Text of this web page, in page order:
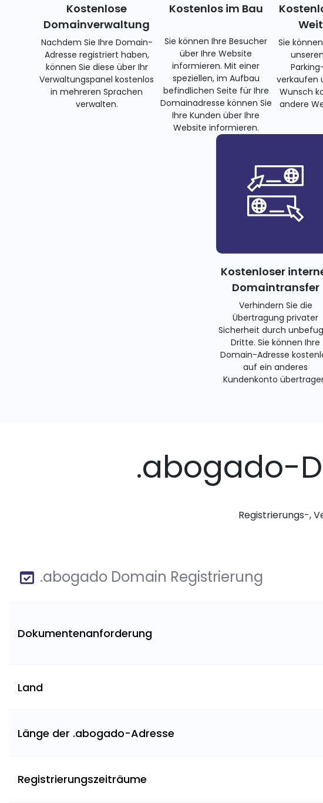
Kostenlose
Domainverwaltung
Nachdem Sie Ihre Domain-
Adresse registriert haben,
können Sie diese über Ihr
Verwaltungspanel kostenlos
in mehreren Sprachen
verwalten.
Kostenlos im Bau
Sie können Ihre Besucher
über Ihre Website
informieren. Mit einer
speziellen, im Aufbau
befindlichen Seite für Ihre
Domainadresse können Sie
Ihre Kunden über Ihre
Website informieren.
Sie
verkaufen
Wunsch
andere
Kostenloser
Domaintransfer
Verhindern Sie die
Übertragung privater
Sicherheit durch
Dritte. Sie können Ihre
Domain-Adresse
auf ein anderes
Kundenkonto
.abogado-
Registrierungs-,
.abogado Domain Registrierung
Dokumentenanforderung
Land
Länge der .abogado-Adresse
Registrierungszeiträume